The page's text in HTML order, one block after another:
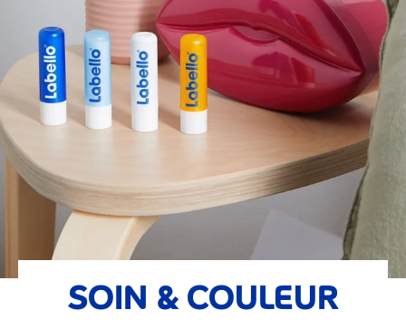
SOIN & COULEUR